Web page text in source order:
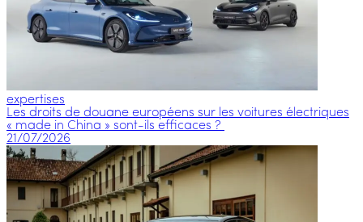
expertises
Les droits de douane européens sur les voitures électriques
« made in China » sont-ils efficaces ?
21/07/2026